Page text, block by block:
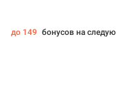
до 149 бонусов на